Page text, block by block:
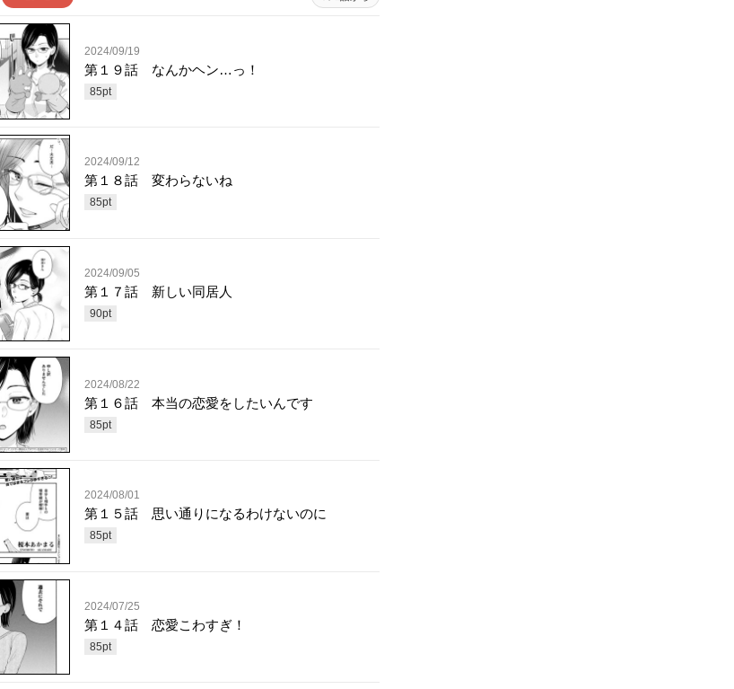
2024/09/19
第１９話 なんかヘン…っ！
85pt
2024/09/12
第１８話 変わらないね
85pt
2024/09/05
第１７話 新しい同居人
90pt
2024/08/22
第１６話 本当の恋愛をしたいんです
85pt
2024/08/01
第１５話 思い通りになるわけないのに
85pt
2024/07/25
第１４話 恋愛こわすぎ！
85pt